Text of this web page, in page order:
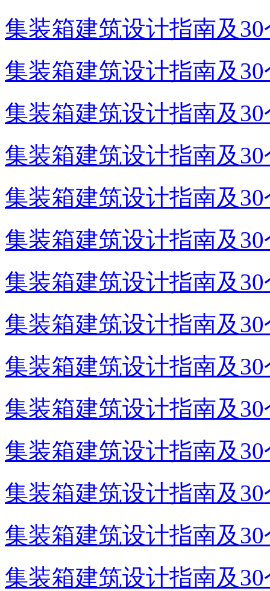
集装箱建筑设计指南及
集装箱建筑设计指南及
集装箱建筑设计指南及
集装箱建筑设计指南及
集装箱建筑设计指南及
集装箱建筑设计指南及
集装箱建筑设计指南及
集装箱建筑设计指南及
集装箱建筑设计指南及
集装箱建筑设计指南及
集装箱建筑设计指南及
集装箱建筑设计指南及
集装箱建筑设计指南及
集装箱建筑设计指南及